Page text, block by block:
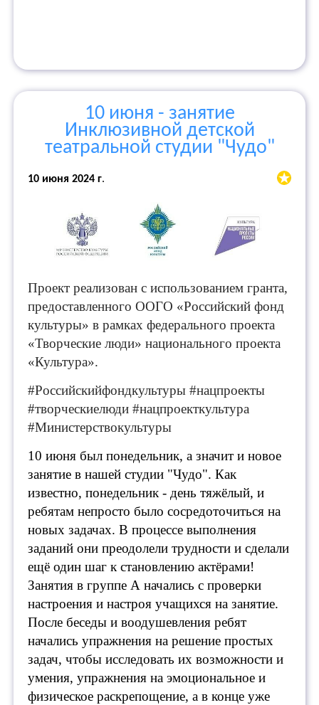
10 июня - занятие
Инклюзивной детской
театральной студии "Чудо"
10 июня 2024 г.
Проект реализован с использованием гранта,
предоставленного ООГО «Российский фонд
культуры» в рамках федерального проекта
«Творческие люди» национального проекта
«Культура».
#Российскийфондкультуры #нацпроекты
#творческиелюди #нацпроекткультура
#Министерствокультуры
10 июня был понедельник, а значит и новое
занятие в нашей студии "Чудо". Как
известно, понедельник - день тяжёлый, и
ребятам непросто было сосредоточиться на
новых задачах. В процессе выполнения
заданий они преодолели трудности и сделали
ещё один шаг к становлению актёрами!
Занятия в группе А начались с проверки
настроения и настроя учащихся на занятие.
После беседы и воодушевления ребят
начались упражнения на решение простых
задач, чтобы исследовать их возможности и
умения, упражнения на эмоциональное и
физическое раскрепощение, а в конце уже